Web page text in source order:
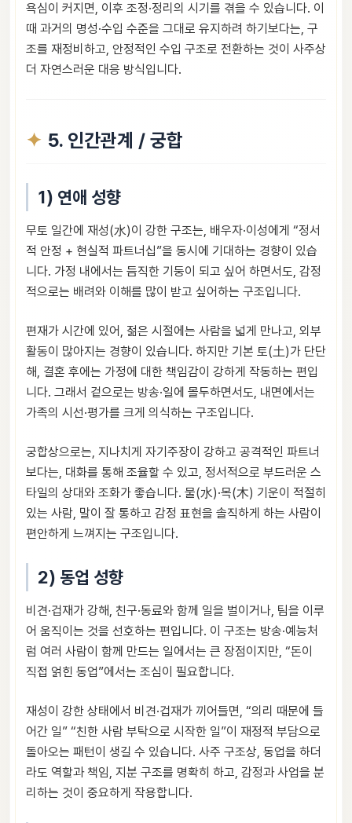
욕심이 커지면, 이후 조정·정리의 시기를 겪을 수 있습니다. 이
때 과거의 명성·수입 수준을 그대로 유지하려 하기보다는, 구
조를 재정비하고, 안정적인 수입 구조로 전환하는 것이 사주상
더 자연스러운 대응 방식입니다.
5. 인간관계 / 궁합
1) 연애 성향
무토 일간에 재성(水)이 강한 구조는, 배우자·이성에게 “정서
적 안정 + 현실적 파트너십”을 동시에 기대하는 경향이 있습
니다. 가정 내에서는 듬직한 기둥이 되고 싶어 하면서도, 감정
적으로는 배려와 이해를 많이 받고 싶어하는 구조입니다.
편재가 시간에 있어, 젊은 시절에는 사람을 넓게 만나고, 외부
활동이 많아지는 경향이 있습니다. 하지만 기본 토(土)가 단단
해, 결혼 후에는 가정에 대한 책임감이 강하게 작동하는 편입
니다. 그래서 겉으로는 방송·일에 몰두하면서도, 내면에서는
가족의 시선·평가를 크게 의식하는 구조입니다.
궁합상으로는, 지나치게 자기주장이 강하고 공격적인 파트너
보다는, 대화를 통해 조율할 수 있고, 정서적으로 부드러운 스
타일의 상대와 조화가 좋습니다. 물(水)·목(木) 기운이 적절히
있는 사람, 말이 잘 통하고 감정 표현을 솔직하게 하는 사람이
편안하게 느껴지는 구조입니다.
2) 동업 성향
비견·겁재가 강해, 친구·동료와 함께 일을 벌이거나, 팀을 이루
어 움직이는 것을 선호하는 편입니다. 이 구조는 방송·예능처
럼 여러 사람이 함께 만드는 일에서는 큰 장점이지만, “돈이
직접 얽힌 동업”에서는 조심이 필요합니다.
재성이 강한 상태에서 비견·겁재가 끼어들면, “의리 때문에 들
어간 일” “친한 사람 부탁으로 시작한 일”이 재정적 부담으로
돌아오는 패턴이 생길 수 있습니다. 사주 구조상, 동업을 하더
라도 역할과 책임, 지분 구조를 명확히 하고, 감정과 사업을 분
리하는 것이 중요하게 작용합니다.